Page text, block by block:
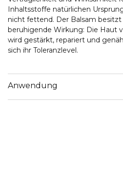
Inhaltsstoffe natürlichen
nicht fettend. Der Balsam
beruhigende Wirkung: Die Haut
wird gestärkt, repariert und
sich ihr Toleranzlevel.
Anwendung